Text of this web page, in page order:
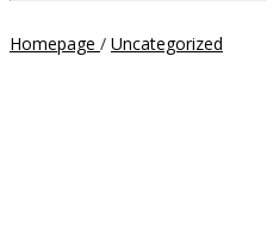
Homepage / Uncategorized